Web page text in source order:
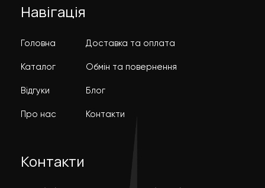
Навігація
Головна
Каталог
Відгуки
Про нас
Доставка та оплата
Обмін та повернення
Блог
Контакти
Контакти